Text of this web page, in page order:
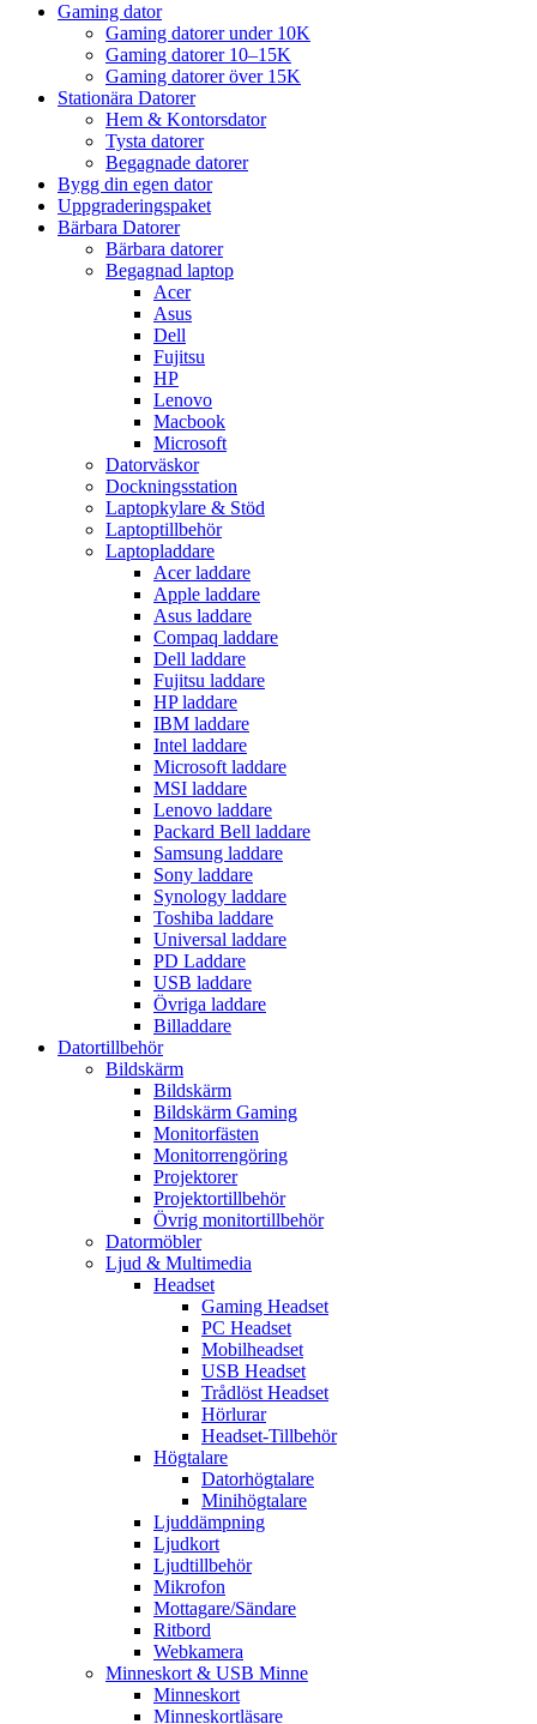
Gaming dator
Gaming datorer under 10K
Gaming datorer 10–15K
Gaming datorer över 15K
Stationära Datorer
Hem & Kontorsdator
Tysta datorer
Begagnade datorer
Bygg din egen dator
Uppgraderingspaket
Bärbara Datorer
Bärbara datorer
Begagnad laptop
Acer
Asus
Dell
Fujitsu
HP
Lenovo
Macbook
Microsoft
Datorväskor
Dockningsstation
Laptopkylare & Stöd
Laptoptillbehör
Laptopladdare
Acer laddare
Apple laddare
Asus laddare
Compaq laddare
Dell laddare
Fujitsu laddare
HP laddare
IBM laddare
Intel laddare
Microsoft laddare
MSI laddare
Lenovo laddare
Packard Bell laddare
Samsung laddare
Sony laddare
Synology laddare
Toshiba laddare
Universal laddare
PD Laddare
USB laddare
Övriga laddare
Billaddare
Datortillbehör
Bildskärm
Bildskärm
Bildskärm Gaming
Monitorfästen
Monitorrengöring
Projektorer
Projektortillbehör
Övrig monitortillbehör
Datormöbler
Ljud & Multimedia
Headset
Gaming Headset
PC Headset
Mobilheadset
USB Headset
Trådlöst Headset
Hörlurar
Headset-Tillbehör
Högtalare
Datorhögtalare
Minihögtalare
Ljuddämpning
Ljudkort
Ljudtillbehör
Mikrofon
Mottagare/Sändare
Ritbord
Webkamera
Minneskort & USB Minne
Minneskort
Minneskortläsare